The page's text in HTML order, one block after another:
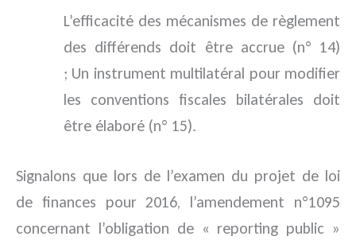
L’efficacité des mécanismes de règlement
des différends doit être accrue (n° 14)
; Un instrument multilatéral pour modifier
les conventions fiscales bilatérales doit
être élaboré (n° 15).
Signalons que lors de l’examen du projet de loi
de finances pour 2016, l’amendement n°1095
concernant l’obligation de « reporting public »